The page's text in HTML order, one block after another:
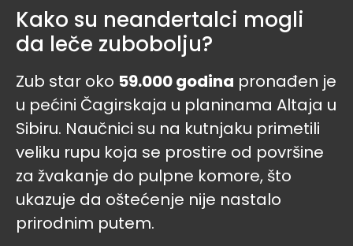
Kako su neandertalci mogli
da leče zubobolju?
Zub star oko 59.000 godina pronađen je
u pećini Čagirskaja u planinama Altaja u
Sibiru. Naučnici su na kutnjaku primetili
veliku rupu koja se prostire od površine
za žvakanje do pulpne komore, što
ukazuje da oštećenje nije nastalo
prirodnim putem.